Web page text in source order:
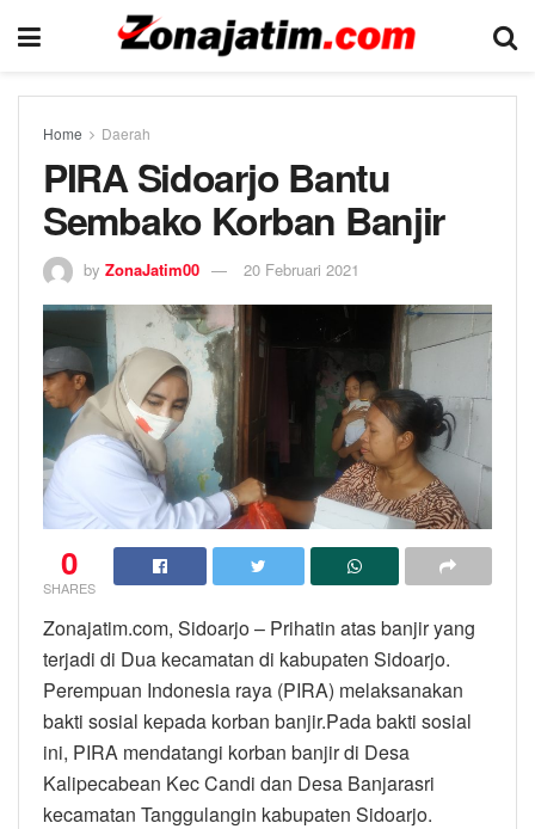
Home Daerah
PIRA Sidoarjo Bantu
Sembako Korban Banjir
by ZonaJatim00 20 Februari 2021
0
SHARES
Zonajatim.com, Sidoarjo – Prihatin atas banjir yang
terjadi di Dua kecamatan di kabupaten Sidoarjo.
Perempuan Indonesia raya (PIRA) melaksanakan
bakti sosial kepada korban banjir.Pada bakti sosial
ini, PIRA mendatangi korban banjir di Desa
Kalipecabean Kec Candi dan Desa Banjarasri
kecamatan Tanggulangin kabupaten Sidoarjo.